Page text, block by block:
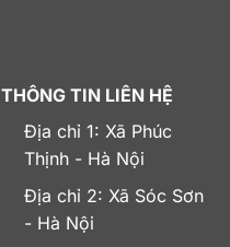
THÔNG TIN LIÊN HỆ
Địa chỉ 1: Xã Phúc
Thịnh - Hà Nội
Địa chỉ 2: Xã Sóc Sơn
- Hà Nội